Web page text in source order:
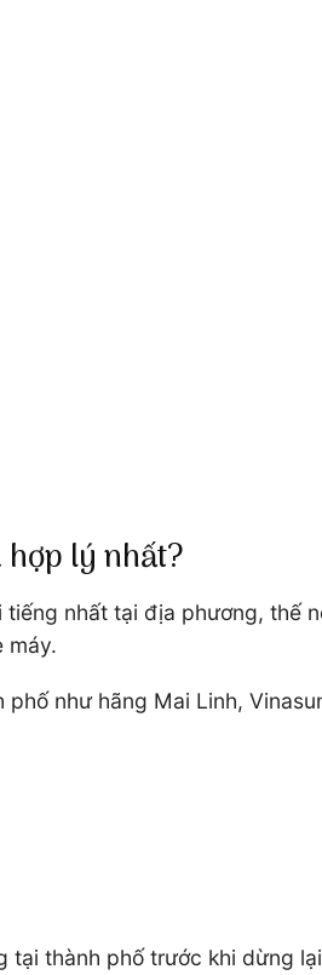
hợp lý nhất?
nhất tại địa phương, thế
máy.
như hãng Mai Linh,
tại thành phố trước khi dừng